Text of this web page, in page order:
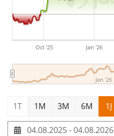
Oct '25 Jan '26
Jan '26
1T 1M 3M 6M 1J
04.08.2025 - 04.08.2026